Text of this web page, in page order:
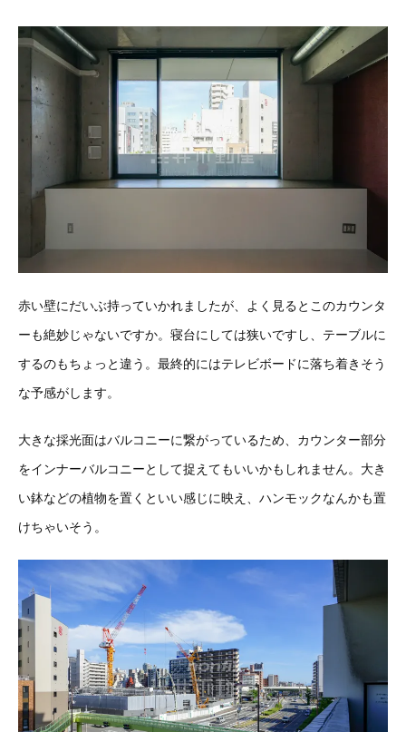
赤い壁にだいぶ持っていかれましたが、よく見るとこのカウンタ
ーも絶妙じゃないですか。寝台にしては狭いですし、テーブルに
するのもちょっと違う。最終的にはテレビボードに落ち着きそう
な予感がします。
大きな採光面はバルコニーに繋がっているため、カウンター部分
をインナーバルコニーとして捉えてもいいかもしれません。大き
い鉢などの植物を置くといい感じに映え、ハンモックなんかも置
けちゃいそう。